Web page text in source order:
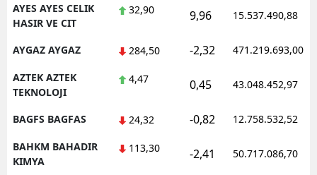
AYES AYES CELIK
HASIR VE CIT
32,90 9,96 15.537.490,88
AYGAZ AYGAZ 284,50 -2,32 471.219.693,00
AZTEK AZTEK
TEKNOLOJI
4,47 0,45 43.048.452,97
BAGFS BAGFAS 24,32 -0,82 12.758.532,52
BAHKM BAHADIR
KIMYA
113,30 -2,41 50.717.086,70